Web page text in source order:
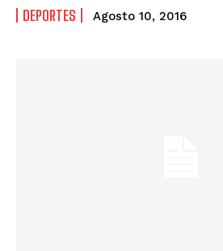
DEPORTES Agosto 10, 2016